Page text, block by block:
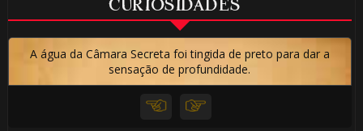
CURIOSIDADES
A água da Câmara Secreta foi tingida de preto para dar a
sensação de profundidade.